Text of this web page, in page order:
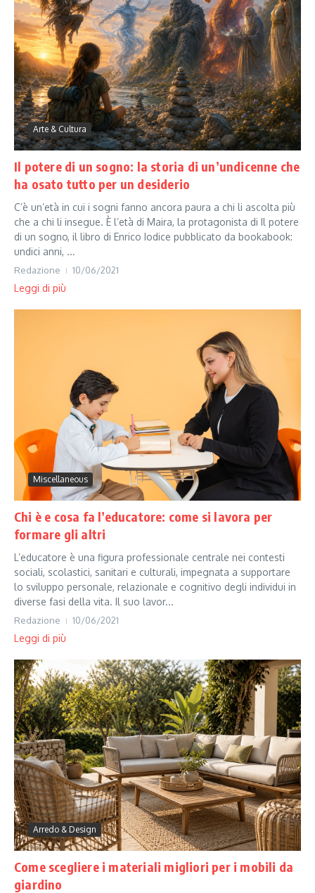
Arte & Cultura
Il potere di un sogno: la storia di un’undicenne che
ha osato tutto per un desiderio
C’è un’età in cui i sogni fanno ancora paura a chi li ascolta più
che a chi li insegue. È l’età di Maira, la protagonista di Il potere
di un sogno, il libro di Enrico Iodice pubblicato da bookabook:
undici anni, ...
Redazione 10/06/2021
Leggi di più
Miscellaneous
Chi è e cosa fa l’educatore: come si lavora per
formare gli altri
L’educatore è una figura professionale centrale nei contesti
sociali, scolastici, sanitari e culturali, impegnata a supportare
lo sviluppo personale, relazionale e cognitivo degli individui in
diverse fasi della vita. Il suo lavor...
Redazione 10/06/2021
Leggi di più
Arredo & Design
Come scegliere i materiali migliori per i mobili da
giardino